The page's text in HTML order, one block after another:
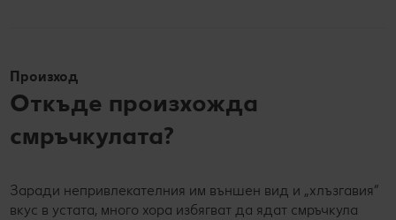
Произход
Откъде произхожда
смръчкулата?
Заради непривлекателния им външен вид и „хлъзгавия“
вкус в устата, много хора избягват да ядат смръчкула